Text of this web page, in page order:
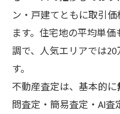
ン・戸建てともに取引
ます。住宅地の平均単
調で、人気エリアでは
す。
不動産査定は、基本的に
問査定・簡易査定・AI